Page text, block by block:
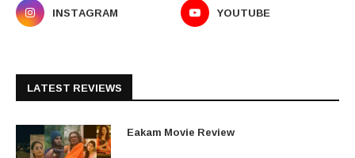
INSTAGRAM
YOUTUBE
LATEST REVIEWS
Eakam Movie Review